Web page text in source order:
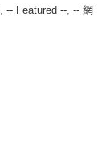
, -- Featured --, -- 網